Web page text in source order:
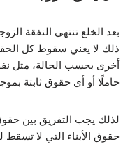
بعد الخلع تنتهي النفقة
ذلك لا يعني سقوط كل
أخرى بحسب الحالة، مثل
حاملًا أو أي حقوق ثابتة
لذلك يجب التفريق بين حقوق
حقوق الأبناء التي لا تسقط